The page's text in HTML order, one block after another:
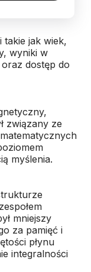
takie jak wiek,
wyniki w
dostęp do
związany ze
myślenia.
mniejszy
za pamięć i
płynu
integralności